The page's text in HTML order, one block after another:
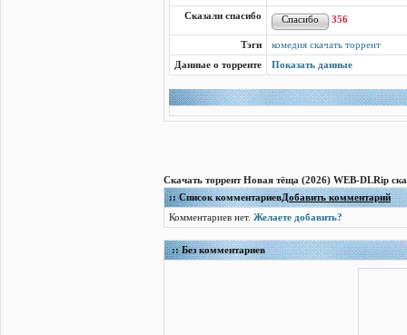
Сказали спасибо 356
Тэги
комедия скачать торрент
Данные о торренте
Показать данные
Скачать торрент Новая тёща (2026) WEB-DLRip
:: Список комментариевДобавить комментарий
Комментариев нет. Желаете добавить?
:: Без комментариев